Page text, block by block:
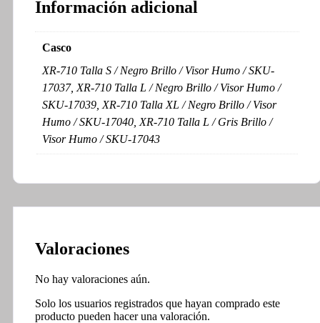
Información adicional
Casco
XR-710 Talla S / Negro Brillo / Visor Humo / SKU-
17037, XR-710 Talla L / Negro Brillo / Visor Humo /
SKU-17039, XR-710 Talla XL / Negro Brillo / Visor
Humo / SKU-17040, XR-710 Talla L / Gris Brillo /
Visor Humo / SKU-17043
Valoraciones
No hay valoraciones aún.
Solo los usuarios registrados que hayan comprado este
producto pueden hacer una valoración.